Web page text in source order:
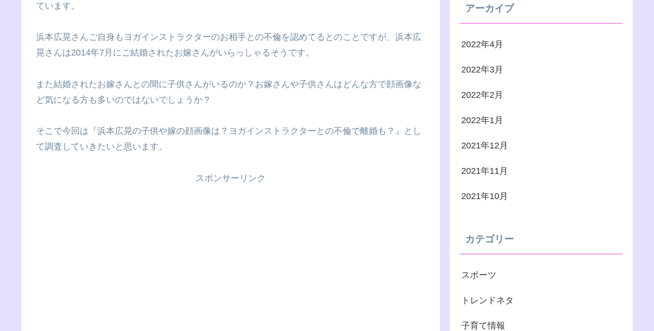
ています。
浜本広晃さんご自身もヨガインストラクターのお相手との不倫を認めてるとのことですが、浜本広
晃さんは2014年7月にご結婚されたお嫁さんがいらっしゃるそうです。
また結婚されたお嫁さんとの間に子供さんがいるのか？お嫁さんや子供さんはどんな方で顔画像な
ど気になる方も多いのではないでしょうか？
そこで今回は『浜本広晃の子供や嫁の顔画像は？ヨガインストラクターとの不倫で離婚も？』とし
て調査していきたいと思います。
スポンサーリンク
アーカイブ
2022年4月
2022年3月
2022年2月
2022年1月
2021年12月
2021年11月
2021年10月
カテゴリー
スポーツ
トレンドネタ
子育て情報